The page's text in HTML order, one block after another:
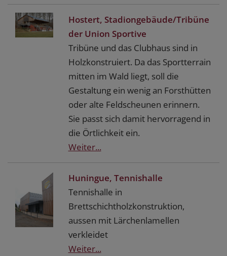
Hostert, Stadiongebäude/Tribüne
der Union Sportive
Tribüne und das Clubhaus sind in
Holzkonstruiert. Da das Sportterrain
mitten im Wald liegt, soll die
Gestaltung ein wenig an Forsthütten
oder alte Feldscheunen erinnern.
Sie passt sich damit hervorragend in
die Örtlichkeit ein.
Weiter...
Huningue, Tennishalle
Tennishalle in
Brettschichtholzkonstruktion,
aussen mit Lärchenlamellen
verkleidet
Weiter...